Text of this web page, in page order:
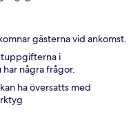
gästerna vid ankomst.
i
några frågor.
ha översatts med